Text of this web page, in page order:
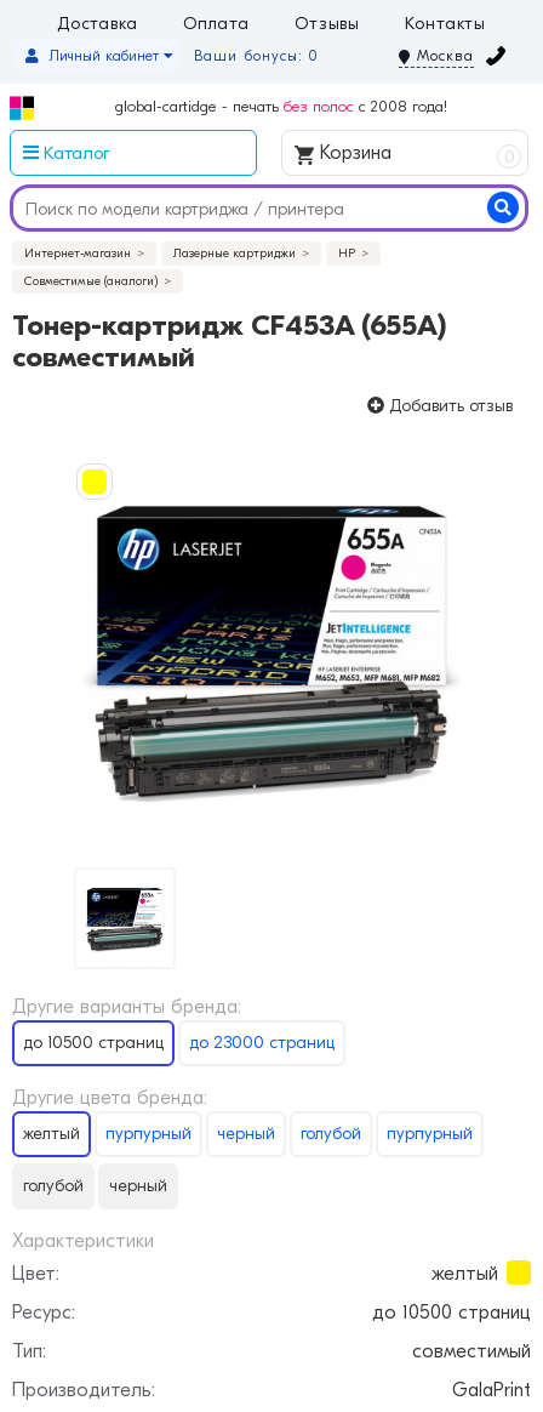
Доставка Оплата Отзывы Контакты
Ваши бонусы: 0
Личный кабинет Москва
global-cartidge - печать без полос с 2008 года!
Каталог Корзина 0
Интернет-магазин Лазерные картриджи
HP
Совместимые (аналоги)
Тонер-картридж CF453A (655A)
совместимый
Добавить отзыв
Другие варианты бренда:
до 10500 страниц до 23000 страниц
Другие цвета бренда:
желтый пурпурный черный голубой пурпурный
голубой черный
Характеристики
Цвет:
желтый
Ресурс:
до 10500 страниц
Тип:
совместимый
Производитель:
GalaPrint